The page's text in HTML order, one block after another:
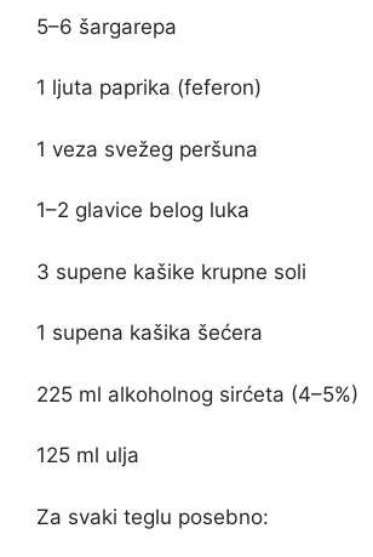
5–6 šargarepa
1 ljuta paprika (feferon)
1 veza svežeg peršuna
1–2 glavice belog luka
3 supene kašike krupne soli
1 supena kašika šećera
225 ml alkoholnog sirćeta (4–5%)
125 ml ulja
Za svaki teglu posebno: